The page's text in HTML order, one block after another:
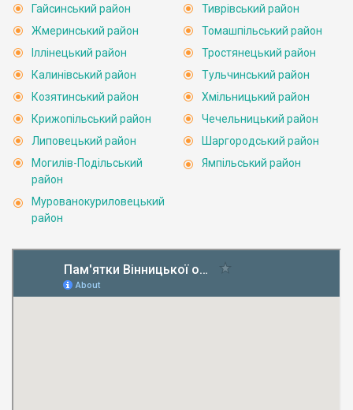
Гайсинський район
Жмеринський район
Іллінецький район
Калинівський район
Козятинський район
Крижопільський район
Липовецький район
Могилів-Подільський
район
Мурованокуриловецький
район
Тиврівський район
Томашпільський район
Тростянецький район
Тульчинський район
Хмільницький район
Чечельницький район
Шаргородський район
Ямпільський район